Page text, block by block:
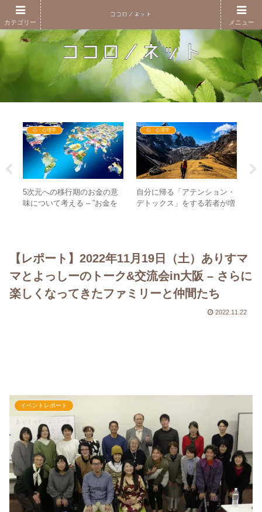
心・心理学
5次元への移行期のお金の意
味について考える – ”お金を
心・心理学
自分に帰る「アテンション・
デトックス」をする若者が増
【レポート】2022年11月19日（土）ありすマ
マとよっしーのトーク&交流会in大阪 – さらに
楽しくなってきたファミリーと仲間たち
2022.11.22
イベントレポート
カテゴリー メニュー